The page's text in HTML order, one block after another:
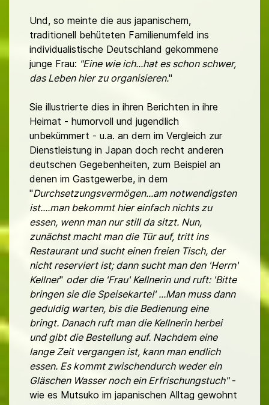
Und, so meinte die aus japanischem,
traditionell behüteten Familienumfeld ins
individualistische Deutschland gekommene
junge Frau: "Eine wie ich...hat es schon schwer,
das Leben hier zu organisieren."
Sie illustrierte dies in ihren Berichten in ihre
Heimat - humorvoll und jugendlich
unbekümmert - u.a. an dem im Vergleich zur
Dienstleistung in Japan doch recht anderen
deutschen Gegebenheiten, zum Beispiel an
denen im Gastgewerbe, in dem
"Durchsetzungsvermögen...am notwendigsten
ist....man bekommt hier einfach nichts zu
essen, wenn man nur still da sitzt. Nun,
zunächst macht man die Tür auf, tritt ins
Restaurant und sucht einen freien Tisch, der
nicht reserviert ist; dann sucht man den 'Herrn'
Kellner" oder die 'Frau' Kellnerin und ruft: 'Bitte
bringen sie die Speisekarte!' ...Man muss dann
geduldig warten, bis die Bedienung eine
bringt. Danach ruft man die Kellnerin herbei
und gibt die Bestellung auf. Nachdem eine
lange Zeit vergangen ist, kann man endlich
essen. Es kommt zwischendurch weder ein
Gläschen Wasser noch ein Erfrischungstuch"-
wie es Mutsuko im japanischen Alltag gewohnt